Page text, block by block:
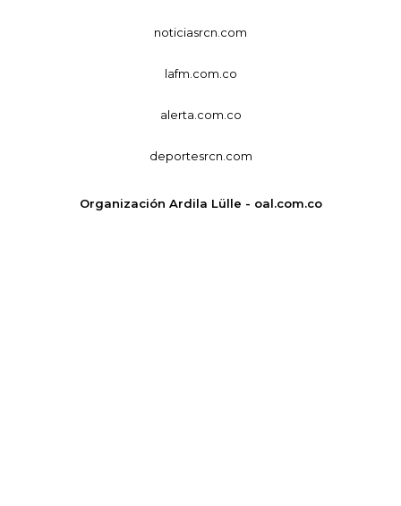
noticiasrcn.com
lafm.com.co
alerta.com.co
deportesrcn.com
Organización Ardila Lülle - oal.com.co